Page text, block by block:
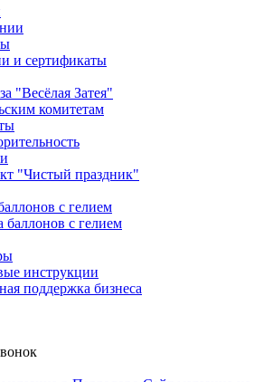
и сертификаты
"Весёлая Затея"
комитетам
"Чистый праздник"
с гелием
баллонов с гелием
инструкции
поддержка бизнеса